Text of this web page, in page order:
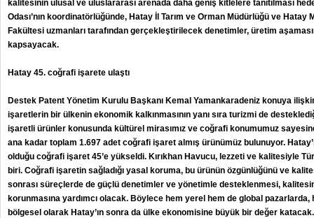
kalitesinin ulusal ve uluslararası arenada daha geniş kitlelere tanıtılması
Odası’nın koordinatörlüğünde, Hatay İl Tarım ve Orman Müdürlüğü ve
Fakültesi uzmanları tarafından gerçekleştirilecek denetimler, üretim
kapsayacak.
Hatay 45. coğrafi işarete ulaştı
Destek Patent Yönetim Kurulu Başkanı Kemal Yamankaradeniz konuya
işaretlerin bir ülkenin ekonomik kalkınmasının yanı sıra turizmi de
işaretli ürünler konusunda kültürel mirasımız ve coğrafi konumumuz
ana kadar toplam 1.697 adet coğrafi işaret almış ürünümüz bulunuyor.
olduğu coğrafi işaret 45’e yükseldi. Kırıkhan Havucu, lezzeti ve kalitesiyle
biri. Coğrafi işaretin sağladığı yasal koruma, bu ürünün özgünlüğünü ve
sonrası süreçlerde de güçlü denetimler ve yönetimle desteklenmesi,
korunmasına yardımcı olacak. Böylece hem yerel hem de global
bölgesel olarak Hatay’ın sonra da ülke ekonomisine büyük bir değer